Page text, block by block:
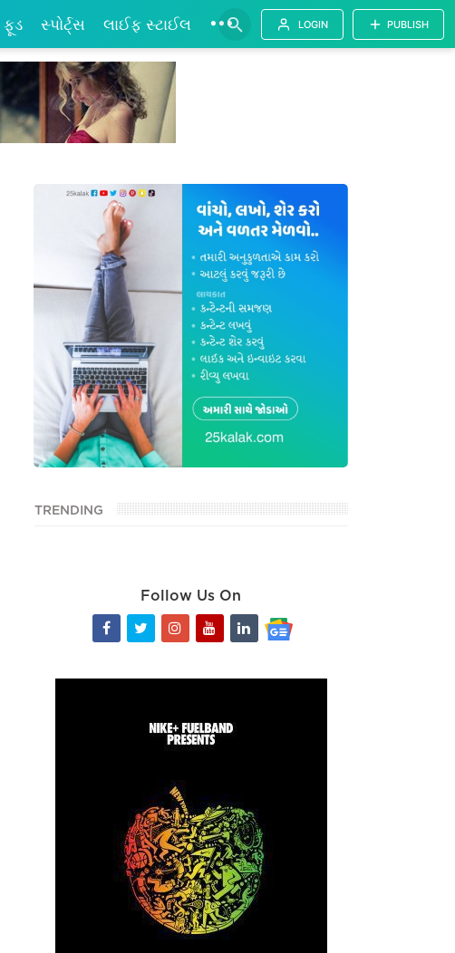
ફૂડ સ્પોર્ટ્સ લાઈફ સ્ટાઈલ ••• LOGIN PUBLISH
TRENDING
Follow Us On